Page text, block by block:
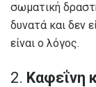
σωματική
δυνατά και δεν
είναι ο λόγος.
2. Καφεΐνη